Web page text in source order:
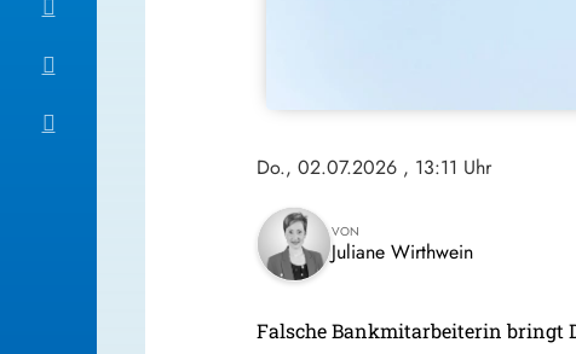
Do., 02.07.2026 , 13:11 Uhr
VON
Juliane Wirthwein
Falsche Bankmitarbeiterin bringt